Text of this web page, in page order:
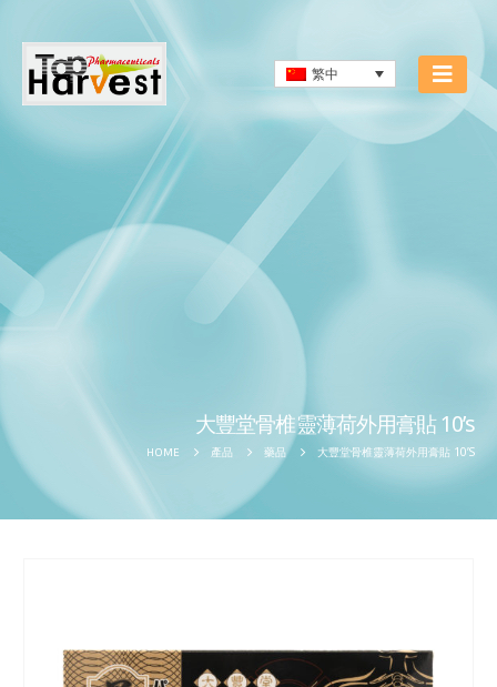
繁中
大豐堂骨椎靈薄荷外用膏貼 10’s
HOME 產品 藥品 大豐堂骨椎靈薄荷外用膏貼 10’S